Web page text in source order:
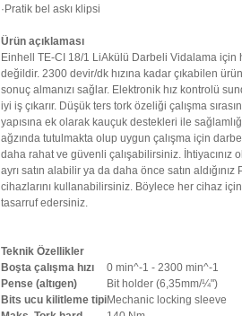
·Pratik bel askı klipsi
Ürün açıklaması
Einhell TE-CI 18/1 LiAkülü Darbeli Vidalama
değildir. 2300 devir/dk hızına kadar çıkabilen
sonuç almanızı sağlar. Elektronik hız kontrolü
iyi iş çıkarır. Düşük ters tork özeliği çalışma
yapısına ek olarak kauçuk destekleri ile
ağzında tutulmakta olup uygun çalışma için
daha rahat ve güvenli çalışabilirsiniz. İhtiyacınız
ayrı satın alabilir ya da daha önce satın
cihazlarını kullanabilirsiniz. Böylece her cihaz
tasarruf edersiniz.
Teknik Özellikler
Boşta çalışma hızı
0 min^-1 - 2300 min^-1
Pense (altıgen)
Bit holder (6,35mm/¼")
Bits ucu kilitleme tipiMechanic locking sleeve